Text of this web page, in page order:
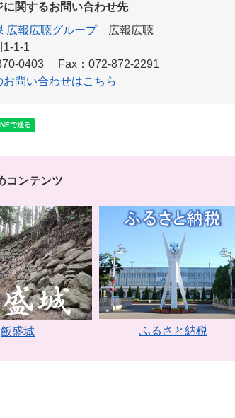
に関するお問い合わせ先
広報広聴グループ
広報広聴
1-1-1
0403
Fax：072-872-2291
お問い合わせはこちら
コンテンツ
飯盛城 ふるさと納税